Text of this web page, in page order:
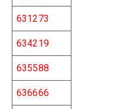
631273
634219
635588
636666